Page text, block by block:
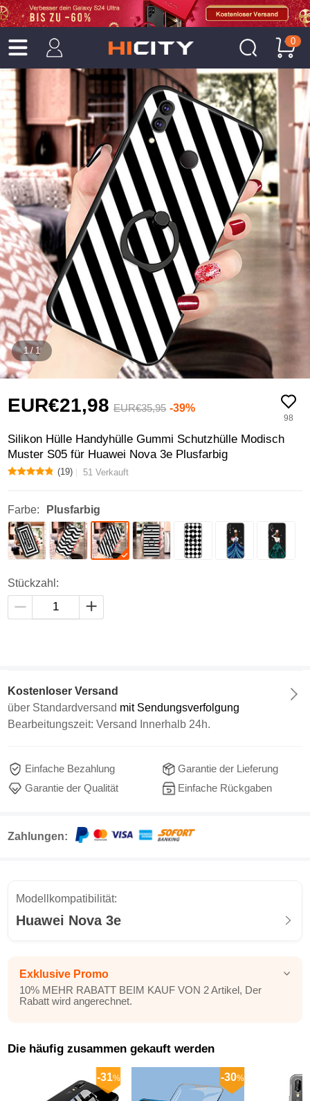
0
1 / 1
Ausverkauft
EUR€21,98 EUR€35,95 -39%
98
Silikon Hülle Handyhülle Gummi Schutzhülle Modisch
Muster S05 für Huawei Nova 3e Plusfarbig
(19) 51 Verkauft
Farbe: Plusfarbig
Stückzahl:
Kostenloser Versand
über Standardversand mit Sendungsverfolgung
Bearbeitungszeit: Versand Innerhalb 24h.
Einfache Bezahlung
Garantie der Lieferung
Garantie der Qualität
Einfache Rückgaben
Zahlungen:
Modellkompatibilität:
Huawei Nova 3e
Exklusive Promo
10% MEHR RABATT BEIM KAUF VON 2 Artikel, Der
Rabatt wird angerechnet.
Die häufig zusammen gekauft werden
-31% -30%